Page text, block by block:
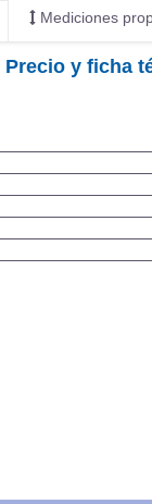
Mediciones
Precio y ficha